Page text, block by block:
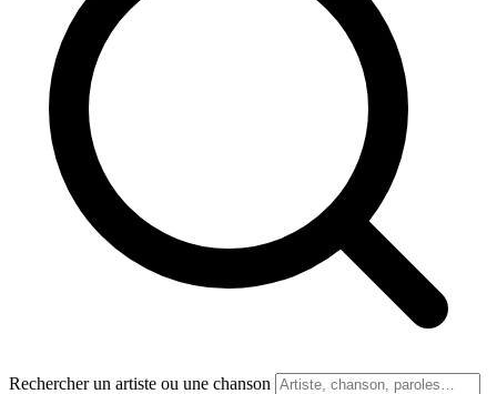
Rechercher un artiste ou une chanson